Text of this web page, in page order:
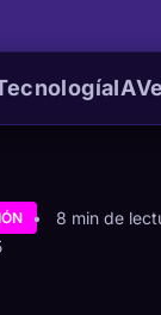
IA
8 min de